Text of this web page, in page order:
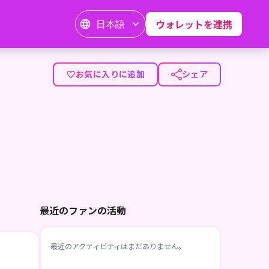
日本語 ウォレットを連携
お気に入りに追加 シェア
最近のファンの活動
最近のアクティビティはまだありません。